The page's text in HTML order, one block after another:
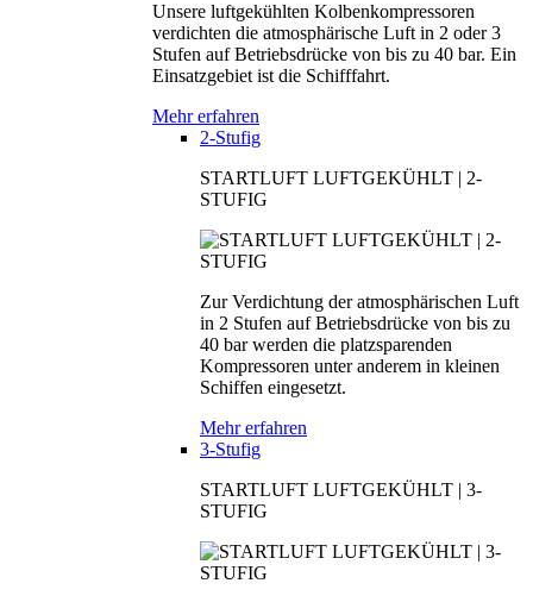
Unsere luftgekühlten Kolbenkompressoren
verdichten die atmosphärische Luft in 2 oder 3
Stufen auf Betriebsdrücke von bis zu 40 bar. Ein
Einsatzgebiet ist die Schifffahrt.
Mehr erfahren
2-Stufig
STARTLUFT LUFTGEKÜHLT | 2-
STUFIG
Zur Verdichtung der atmosphärischen Luft
in 2 Stufen auf Betriebsdrücke von bis zu
40 bar werden die platzsparenden
Kompressoren unter anderem in kleinen
Schiffen eingesetzt.
Mehr erfahren
3-Stufig
STARTLUFT LUFTGEKÜHLT | 3-
STUFIG